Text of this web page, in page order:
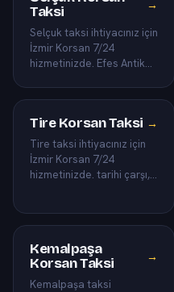
Taksi
→
Selçuk taksi ihtiyacınız için
İzmir Korsan 7/24
hizmetinizde. Efes Antik
Tire Korsan Taksi →
Tire taksi ihtiyacınız için
İzmir Korsan 7/24
hizmetinizde. tarihi çarşı,
Kemalpaşa
Korsan Taksi
→
Kemalpaşa taksi